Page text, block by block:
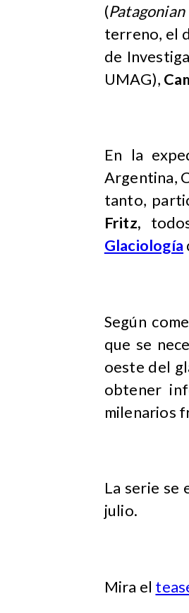
(
terreno, el
de
UMAG),
En la
Argentina,
tanto,
Fritz,
Glaciología
Según
que se
oeste del
obtener
milenarios
La serie se
julio.
Mira el